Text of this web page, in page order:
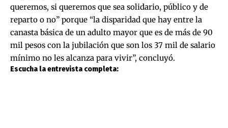
queremos, si queremos que sea solidario, público y de
reparto o no” porque “la disparidad que hay entre la
canasta básica de un adulto mayor que es de más de 90
mil pesos con la jubilación que son los 37 mil de salario
mínimo no les alcanza para vivir”, concluyó.
Escucha la entrevista completa: